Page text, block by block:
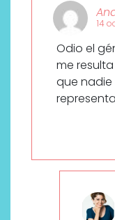
14
Odio el
me
que